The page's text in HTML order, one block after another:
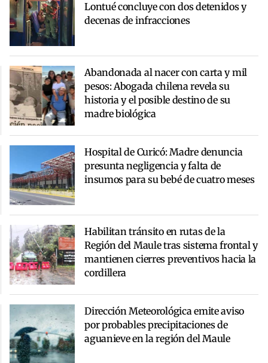
Lontué concluye con dos detenidos y
decenas de infracciones
Abandonada al nacer con carta y mil
pesos: Abogada chilena revela su
historia y el posible destino de su
madre biológica
Hospital de Curicó: Madre denuncia
presunta negligencia y falta de
insumos para su bebé de cuatro meses
Habilitan tránsito en rutas de la
Región del Maule tras sistema frontal y
mantienen cierres preventivos hacia la
cordillera
Dirección Meteorológica emite aviso
por probables precipitaciones de
aguanieve en la región del Maule